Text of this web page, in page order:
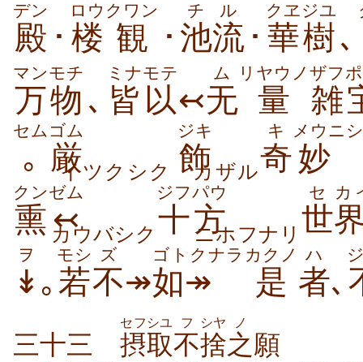
殿
デン
･ 楼
ロウ
観
クワン
･ 池流
チル
･ 華樹
クヱジユ
､
万物
マンモチ
､ 皆
ミナ
以
モテ
↢无
ム
量
リヤウノ
雑
ザフ
｡
セム
厳
ゴム
イツクシク 飾
ジキ
カザル奇
キ メウニ
熏
クン
↢
ゼム
カウバシク 十方
ジフパウ
ニホフナリ 世
セ カ
↡
ヲ
｡ 若
モシ
不
ズ
↠如↠
ゴトクナラ
是
カクノ
者
ハ
､
三十三 摂取
セフシユ
不
フ
捨
シヤ
之
ノ
願